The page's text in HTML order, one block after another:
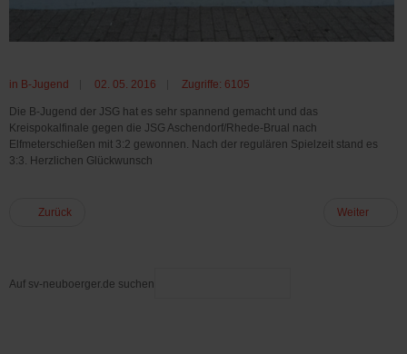
in B-Jugend 02. 05. 2016 Zugriffe: 6105
Die B-Jugend der JSG hat es sehr spannend gemacht und das
Kreispokalfinale gegen die JSG Aschendorf/Rhede-Brual nach
Elfmeterschießen mit 3:2 gewonnen. Nach der regulären Spielzeit stand es
3:3. Herzlichen Glückwunsch
Zurück Weiter
Auf sv-neuboerger.de suchen